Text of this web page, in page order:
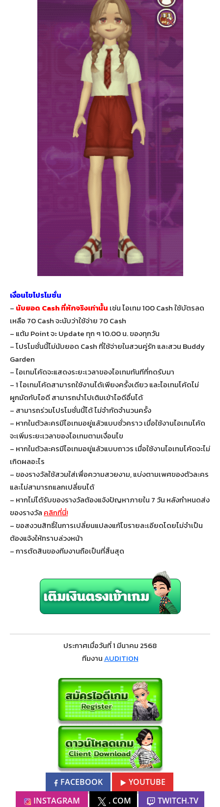
เงื่อนไขโปรโมชั่น
– นับยอด Cash ที่หักจริงเท่านั้น เช่น ไอเทม 100 Cash ใช้บัตรลด
เหลือ 70 Cash จะนับว่าใช้จ่าย 70 Cash
– แต้ม Point จะ Update ทุก ๆ 10.00 น. ของทุกวัน
– โปรโมชั่นนี้ไม่นับยอด Cash ที่ใช้จ่ายในสวนคู่รัก และสวน Buddy
Garden
– ไอเทมโค้ดจะแสดงระยะเวลาของไอเทมทันทีที่กดรับมา
– 1 ไอเทมโค้ดสามารถใช้งานได้เพียงครั้งเดียว และไอเทมโค้ดไม่
ผูกมัดกับไอดี สามารถนำไปเติมเข้าไอดีอื่นได้
– สามารถร่วมโปรโมชั่นนี้ได้ ไม่จำกัดจำนวนครั้ง
– หากในตัวละครมีไอเทมอยู่แล้วแบบชั่วคราว เมื่อใช้งานไอเทมโค้ด
จะเพิ่มระยะเวลาของไอเทมตามเงื่อนไข
– หากในตัวละครมีไอเทมอยู่แล้วแบบถาวร เมื่อใช้งานไอเทมโค้ดจะไม่
เกิดผลอะไร
– ของรางวัลใช้สวมใส่เพื่อความสวยงาม, แบ่งตามเพศของตัวละคร
และไม่สามารถแลกเปลี่ยนได้
– หากไม่ได้รับของรางวัลต้องแจ้งปัญหาภายใน 7 วัน หลังกำหนดส่ง
ของรางวัล คลิกที่นี่!
– ขอสงวนสิทธิ์ในการเปลี่ยนแปลงแก้ไขรายละเอียดโดยไม่จำเป็น
ต้องแจ้งให้ทราบล่วงหน้า
– การตัดสินของทีมงานถือเป็นที่สิ้นสุด
ประกาศเมื่อวันที่ 1 มีนาคม 2568
ทีมงานAUDITION
FACEBOOK
YOUTUBE
INSTAGRAM
. COM TWITCH.TV